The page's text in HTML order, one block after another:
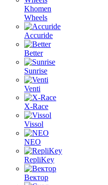
Khomen
Wheels
Accuride
Better
Sunrise
Venti
X-Race
Vissol
NEO
RepliKey
Вектор